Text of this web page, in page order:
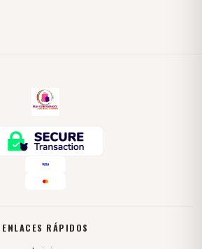
ENLACES RÁPIDOS